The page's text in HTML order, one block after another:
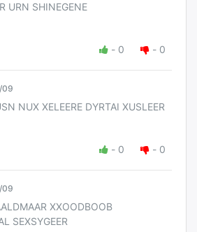
URN SHINEGENE
- 0 - 0
09
NUX XELEERE DYRTAI XUSLEER
- 0 - 0
09
XXOODBOOB
SEXSYGEER